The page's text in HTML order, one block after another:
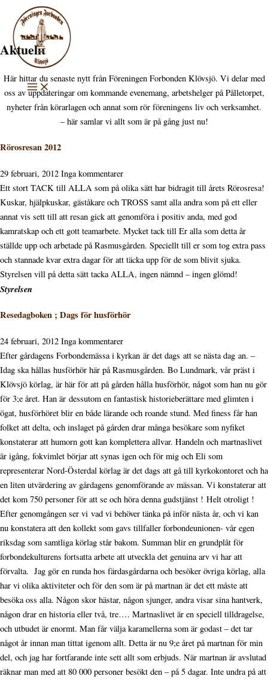
Hoppa
innehåll
Aktuellt
Här hittar du senaste nytt från Föreningen Forbonden Klövsjö. Vi delar med
oss av uppdateringar om kommande evenemang, arbetshelger på Pålletorpet,
nyheter från körarlagen och annat som rör föreningens liv och verksamhet.
– här samlar vi allt som är på gång just nu!
Rörosresan 2012
29 februari, 2012 Inga kommentarer
Ett stort TACK till ALLA som på olika sätt har bidragit till årets Rörosresa!
Kuskar, hjälpkuskar, gäståkare och TROSS samt alla andra som på ett eller
annat vis sett till att resan gick att genomföra i positiv anda, med god
kamratskap och ett gott teamarbete. Mycket tack till Er alla som detta år
ställde upp och arbetade på Rasmusgården. Speciellt till er som tog extra pass
och stannade kvar extra dagar för att täcka upp för de som blivit sjuka.
Styrelsen vill på detta sätt tacka ALLA, ingen nämnd – ingen glömd!
Styrelsen
Resedagboken ; Dags för husförhör
24 februari, 2012 Inga kommentarer
Efter gårdagens Forbondemässa i kyrkan är det dags att se nästa dag an. –
Idag ska hållas husförhör här på Rasmusgården. Bo Lundmark, vår präst i
Klövsjö körlag, är här för att på gården hålla husförhör, något som han nu gör
för 3;e året. Han är dessutom en fantastisk historieberättare med glimten i
ögat, husförhöret blir en både lärande och roande stund. Med finess får han
folket att delta, och inslaget på gården drar många besökare som nyfiket
konstaterar att humorn gott kan komplettera allvar. Handeln och martnaslivet
är igång, fokvimlet börjar att synas igen och för mig och Eli som
representerar Nord-Österdal körlag är det dags att gå till kyrkokontoret och ha
en liten utvärdering av gårdagens genomförande av mässan. Vi konstaterar att
det kom 750 personer för att se och höra denna gudstjänst ! Helt otroligt !
Efter genomgången ser vi vad vi behöver tänka på inför nästa år, och vi kan
nu konstatera att den kollekt som gavs tillfaller forbondeunionen- vår egen
riksdag som samtliga körlag står bakom. Summan blir en grundplåt för
forbondekulturens fortsatta arbete att utveckla det genuina arv vi har att
förvalta. Jag gör en runda hos färdasgårdarna och besöker övriga körlag, alla
har vi olika aktiviteter och för den som är på martnan är det ett måste att
besöka oss alla. Någon skor hästar, någon sjunger, andra visar sina hantverk,
någon drar en historia eller två, tre…. Martnaslivet är en speciell tilldragelse,
och utbudet är enormt. Man får välja karamellerna som är godast – det tar
något år innan man tittat igenom allt. Detta är nu 9;e året på martnan för min
del, och jag har fortfarande inte sett allt som erbjuds. När martnan är avslutad
räknar man med att 80 000 personer besökt den – på 5 dagar. Inte undra på att